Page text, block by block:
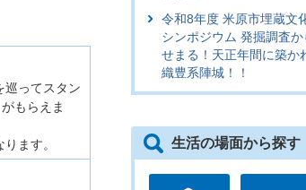
巡ってスタン
もらえま
ます。
令和8年度 米原市埋蔵文
シンポジウム 発掘調査か
せまる！天正年間に築か
織豊系陣城！！
生活の場面から探す